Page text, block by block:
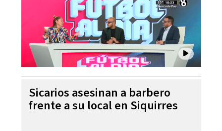
Sicarios asesinan a barbero
frente a su local en Siquirres